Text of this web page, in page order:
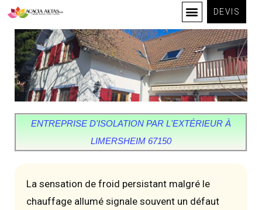
DEVIS
ENTREPRISE D'ISOLATION PAR L'EXTÉRIEUR À
LIMERSHEIM 67150
La sensation de froid persistant malgré le
chauffage allumé signale souvent un défaut